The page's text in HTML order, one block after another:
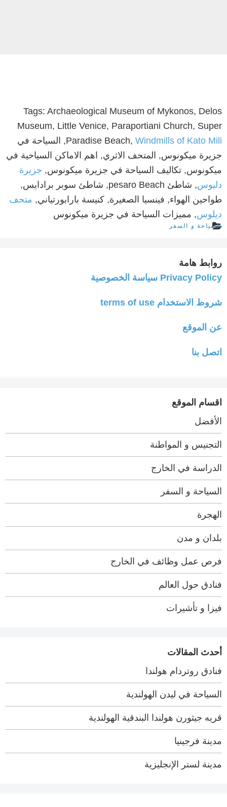
Tags: Archaeological Museum of Mykonos, Delos
Museum, Little Venice, Paraportiani Church, Super
Paradise Beach, Windmills of Kato Mili
, السياحة في
جزيرة ميكونوس, المتحف الاثري, اهم الاماكن السياحية في
ميكونوس, تكاليف السياحة في جزيرة ميكونوس, جزيرة
دليوس
, شاطئ pesaro Beach, شاطئ سوبر برادايس,
طواحين الهواء, فينسيا الصغيرة, كنيسة بارابورتياني, متحف
ديلوس, مميزات السياحة في جزيرة ميكونوس
السياحة و السفر
روابط هامة
Privacy Policy سياسة الخصوصية
شروط الاستخدام terms of use
عن الموقع
اتصل بنا
اقسام الموقع
الأفضل
التجنيس و المواطنة
الدراسة في الخارج
السياحة و السفر
الهجرة
بلدان و مدن
فرص عمل وظائف في الخارج
فنادق حول العالم
فيزا و تأشيرات
أحدث المقالات
فنادق روتردام هولندا
السياحة في ليدن الهولندية
قريه جيثورن هولندا البندقية الهولندية
مدينة فرجينيا
مدينة لستر الإنجليزية